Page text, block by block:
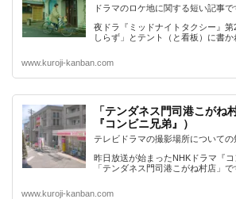
ドラマのロケ地に関する短い記事で
夜ドラ『ミッドナイトタクシー』
しらず」とテント（と看板）に書か
www.kuroji-kanban.com
「テンダネス門司港こがね
『コンビニ兄弟』）
テレビドラマの撮影場所についての
昨日放送が始まったNHKドラマ『
「テンダネス門司港こがね村店」で
www.kuroji-kanban.com